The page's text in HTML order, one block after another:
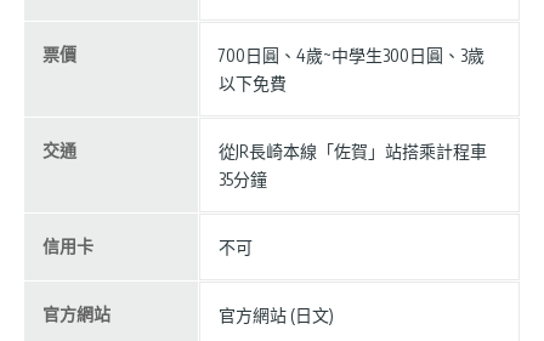
票價
700日圓、4歲~中學生300日圓、3歲
以下免費
交通
從JR長崎本線「佐賀」站搭乘計程車
35分鐘
信用卡 不可
官方網站 官方網站 (日文)